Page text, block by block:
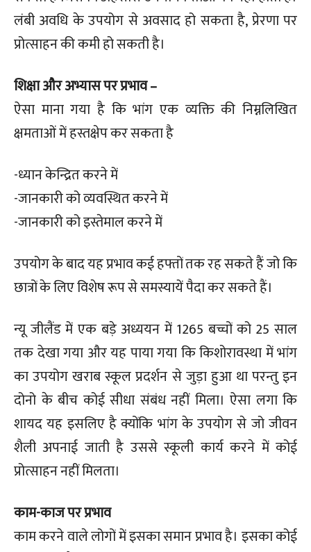
लंबी अवधि के उपयोग से अवसाद हो सकता है, प्रेरणा पर
प्रोत्साहन की कमी हो सकती है।
शिक्षा और अभ्यास पर प्रभाव –
ऐसा माना गया है कि भांग एक व्यक्ति की निम्नलिखित
क्षमताओं में हस्तक्षेप कर सकता है
-ध्यान केन्द्रित करने में
-जानकारी को व्यवस्थित करने में
-जानकारी को इस्तेमाल करने में
उपयोग के बाद यह प्रभाव कई हफ्तों तक रह सकते हैं जो कि
छात्रों के लिए विशेष रूप से समस्यायें पैदा कर सकते हैं।
न्यू जीलैंड में एक बड़े अध्ययन में 1265 बच्चों को 25 साल
तक देखा गया और यह पाया गया कि किशोरावस्था में भांग
का उपयोग खराब स्कूल प्रदर्शन से जुड़ा हुआ था परन्तु इन
दोनो के बीच कोई सीधा संबंध नहीं मिला। ऐसा लगा कि
शायद यह इसलिए है क्योंकि भांग के उपयोग से जो जीवन
शैली अपनाई जाती है उससे स्कूली कार्य करने में कोई
प्रोत्साहन नहीं मिलता।
काम-काज पर प्रभाव
काम करने वाले लोगों में इसका समान प्रभाव है। इसका कोई